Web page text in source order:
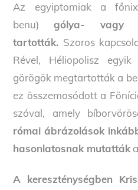
Az egyiptomiak a
benu)gólya- vagy
tartották. Szoros
Rével, Héliopolisz
görögök megtartották a
ez összemosódott a
szóval, amely
római ábrázolások
hasonlatosnak mutatták
A kereszténységben